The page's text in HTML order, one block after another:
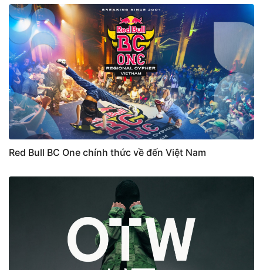
Red Bull BC One chính thức về đến Việt Nam